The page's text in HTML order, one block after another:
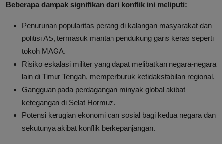
Beberapa dampak signifikan dari konflik ini meliputi:
Penurunan popularitas perang di kalangan masyarakat dan
politisi AS, termasuk mantan pendukung garis keras seperti
tokoh MAGA.
Risiko eskalasi militer yang dapat melibatkan negara-negara
lain di Timur Tengah, memperburuk ketidakstabilan regional.
Gangguan pada perdagangan minyak global akibat
ketegangan di Selat Hormuz.
Potensi kerugian ekonomi dan sosial bagi kedua negara dan
sekutunya akibat konflik berkepanjangan.